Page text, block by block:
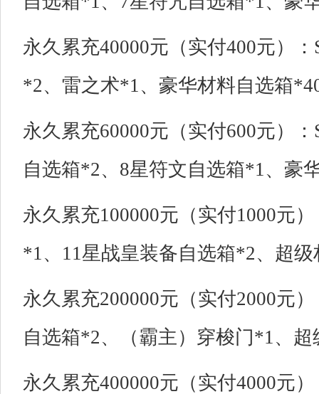
永久累充40000元（实付400元）
*2、雷之术*1、豪华材料自选箱
永久累充60000元（实付600元）
自选箱*2、8星符文自选箱*1、豪
永久累充100000元（实付1000元
*1、11星战皇装备自选箱*2、超
永久累充200000元（实付2000元
自选箱*2、（霸主）穿梭门*1、
永久累充400000元（实付4000元